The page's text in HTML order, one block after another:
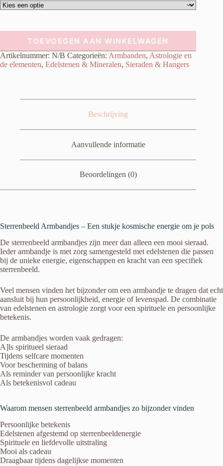
TOEVOEGEN AAN WINKELWAGEN
Artikelnummer: N/B Categorieën: Armbanden, Astrologie en
de elementen, Edelstenen & Mineralen, Sieraden & Hangers
Beschrijving
Aanvullende informatie
Beoordelingen (0)
Sterrenbeeld Armbandjes – Een stukje kosmische energie om je pols
De sterrenbeeld armbandjes zijn meer dan alleen een mooi sieraad.
Ieder armbandje is met zorg samengesteld met edelstenen die passen
bij de unieke energie, eigenschappen en kracht van een specifiek
sterrenbeeld.
Veel mensen vinden het bijzonder om een armbandje te dragen dat echt
aansluit bij hun persoonlijkheid, energie of levenspad. De combinatie
van edelstenen en astrologie zorgt voor een spirituele en persoonlijke
betekenis.
De armbandjes worden vaak gedragen:
A]ls spiritueel sieraad
Tijdens selfcare momenten
Voor bescherming of balans
Als reminder van persoonlijke kracht
Als betekenisvol cadeau
Waarom mensen sterrenbeeld armbandjes zo bijzonder vinden
Persoonlijke betekenis
Edelstenen afgestemd op sterrenbeeldenergie
Spirituele en liefdevolle uitstraling
Mooi als cadeau
Draagbaar tijdens dagelijkse momenten